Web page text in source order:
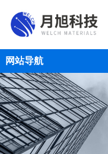
网站导航